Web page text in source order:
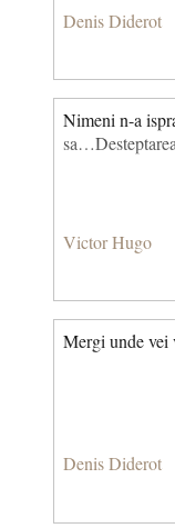
Denis Diderot
Nimeni n-a
Victor Hugo
Mergi unde vei
Denis Diderot